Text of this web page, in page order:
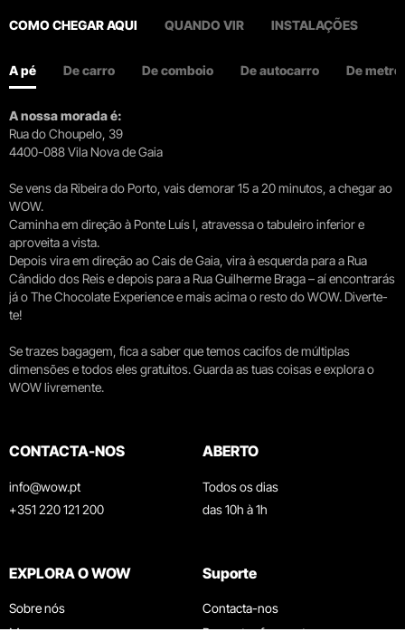
COMO CHEGAR AQUI QUANDO VIR INSTALAÇÕES
A pé De carro De comboio De autocarro De metro
A nossa morada é:
Rua do Choupelo, 39
4400-088 Vila Nova de Gaia
Se vens da Ribeira do Porto, vais demorar 15 a 20 minutos, a chegar ao
WOW.
Caminha em direção à Ponte Luís I, atravessa o tabuleiro inferior e
aproveita a vista.
Depois vira em direção ao Cais de Gaia, vira à esquerda para a Rua
Cândido dos Reis e depois para a Rua Guilherme Braga – aí encontrarás
já o The Chocolate Experience e mais acima o resto do WOW. Diverte-
te!
Se trazes bagagem, fica a saber que temos cacifos de múltiplas
dimensões e todos eles gratuitos. Guarda as tuas coisas e explora o
WOW livremente.
CONTACTA-NOS
info@wow.pt
+351 220 121 200
ABERTO
Todos os dias
das 10h à 1h
EXPLORA O WOW
Sobre nós
Museus
Suporte
Contacta-nos
Perguntas frequentes